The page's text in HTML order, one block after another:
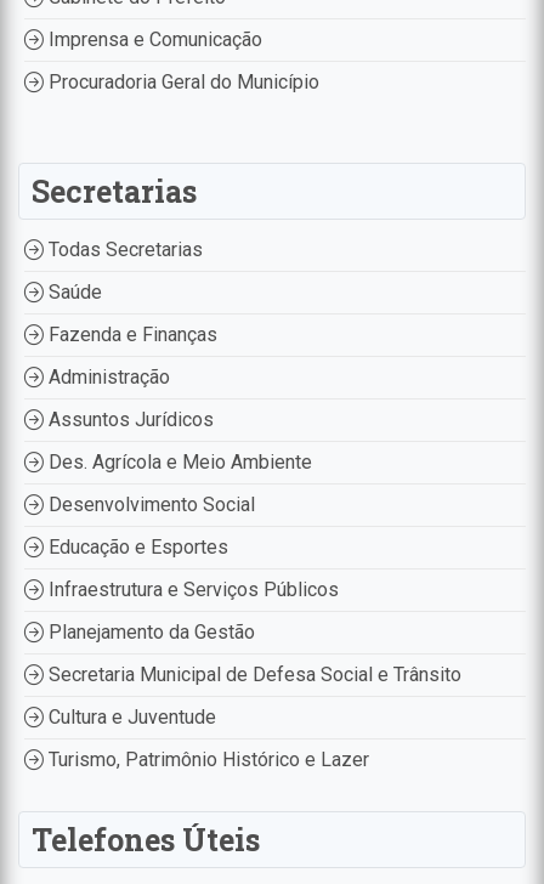
Imprensa e Comunicação
Procuradoria Geral do Município
Secretarias
Todas Secretarias
Saúde
Fazenda e Finanças
Administração
Assuntos Jurídicos
Des. Agrícola e Meio Ambiente
Desenvolvimento Social
Educação e Esportes
Infraestrutura e Serviços Públicos
Planejamento da Gestão
Secretaria Municipal de Defesa Social e Trânsito
Cultura e Juventude
Turismo, Patrimônio Histórico e Lazer
Telefones Úteis